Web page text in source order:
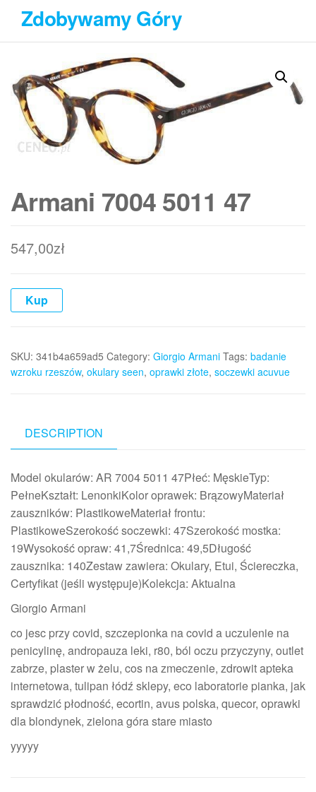
Przejdź
treści
Zdobywamy Góry
Armani 7004 5011 47
547,00zł
Kup
SKU: 341b4a659ad5 Category: Giorgio Armani Tags: badanie
wzroku rzeszów, okulary seen, oprawki złote, soczewki acuvue
DESCRIPTION
Model okularów: AR 7004 5011 47Płeć: MęskieTyp:
PełneKształt: LenonkiKolor oprawek: BrązowyMateriał
zauszników: PlastikoweMateriał frontu:
PlastikoweSzerokość soczewki: 47Szerokość mostka:
19Wysokość opraw: 41,7Średnica: 49,5Długość
zausznika: 140Zestaw zawiera: Okulary, Etui, Ściereczka,
Certyfikat (jeśli występuje)Kolekcja: Aktualna
Giorgio Armani
co jesc przy covid, szczepionka na covid a uczulenie na
penicylinę, andropauza leki, r80, ból oczu przyczyny, outlet
zabrze, plaster w żelu, cos na zmeczenie, zdrowit apteka
internetowa, tulipan łódź sklepy, eco laboratorie pianka, jak
sprawdzić płodność, ecortin, avus polska, quecor, oprawki
dla blondynek, zielona góra stare miasto
yyyyy